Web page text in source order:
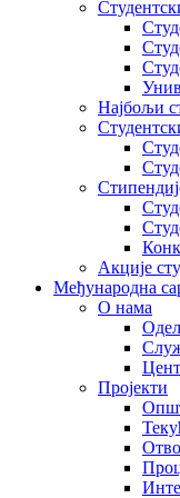
Најбољи
Акције
Међународна
О нама
Пројекти